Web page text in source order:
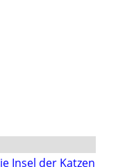
Insel der Katzen